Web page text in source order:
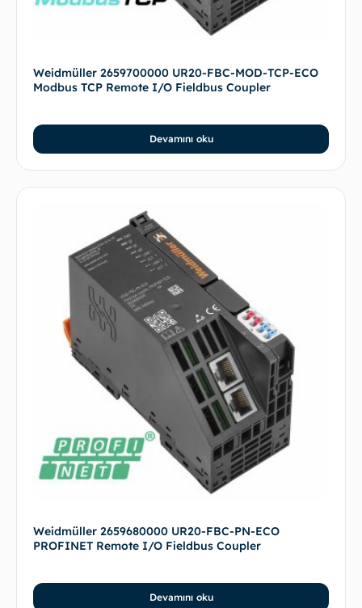
Weidmüller 2659700000 UR20-FBC-MOD-TCP-ECO
Modbus TCP Remote I/O Fieldbus Coupler
Devamını oku
Weidmüller 2659680000 UR20-FBC-PN-ECO
PROFINET Remote I/O Fieldbus Coupler
Devamını oku